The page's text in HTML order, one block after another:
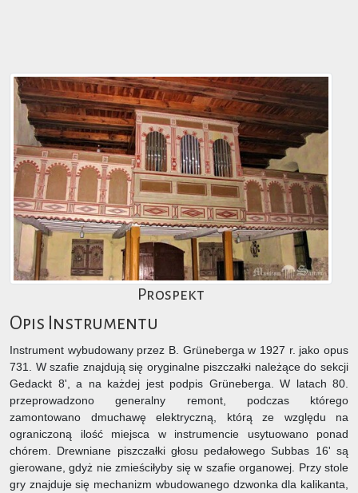
Prospekt
Opis Instrumentu
Instrument wybudowany przez B. Grüneberga w 1927 r. jako opus
731. W szafie znajdują się oryginalne piszczałki należące do sekcji
Gedackt 8', a na każdej jest podpis Grüneberga. W latach 80.
przeprowadzono generalny remont, podczas którego
zamontowano dmuchawę elektryczną, którą ze względu na
ograniczoną ilość miejsca w instrumencie usytuowano ponad
chórem. Drewniane piszczałki głosu pedałowego Subbas 16' są
gierowane, gdyż nie zmieściłyby się w szafie organowej. Przy stole
gry znajduje się mechanizm wbudowanego dzwonka dla kalikanta,